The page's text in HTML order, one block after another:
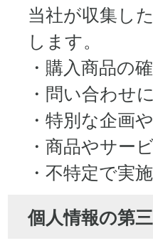
当社が収集し
します。
・購入商品の
・問い合わせ
・特別な企画
・商品やサー
・不特定で実
個人情報の第